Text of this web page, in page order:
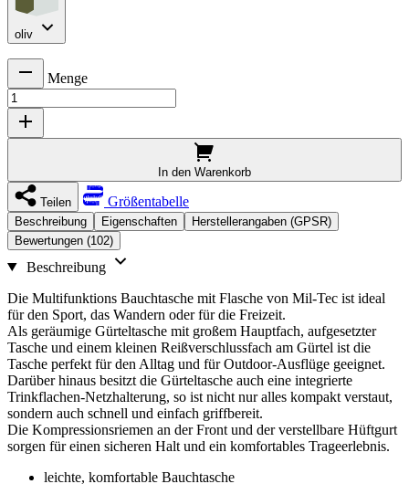
oliv
Menge
In den Warenkorb
Teilen Größentabelle
Beschreibung Eigenschaften
Herstellerangaben (GPSR)
Bewertungen (102)
Beschreibung
Die Multifunktions Bauchtasche mit Flasche von Mil-Tec ist ideal
für den Sport, das Wandern oder für die Freizeit.
Als geräumige Gürteltasche mit großem Hauptfach, aufgesetzter
Tasche und einem kleinen Reißverschlussfach am Gürtel ist die
Tasche perfekt für den Alltag und für Outdoor-Ausflüge geeignet.
Darüber hinaus besitzt die Gürteltasche auch eine integrierte
Trinkflachen-Netzhalterung, so ist nicht nur alles kompakt verstaut,
sondern auch schnell und einfach griffbereit.
Die Kompressionsriemen an der Front und der verstellbare Hüftgurt
sorgen für einen sicheren Halt und ein komfortables Trageerlebnis.
leichte, komfortable Bauchtasche